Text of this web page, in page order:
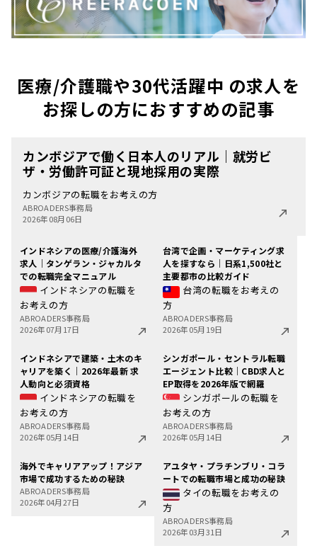
医療/介護職や30代活躍中 の求人を
お探しの方におすすめの記事
カンボジアで働く日本人のリアル｜就労ビ
ザ・労働許可証と現地採用の実際
カンボジアの転職をお考えの方
ABROADERS事務局
2026年08月06日
インドネシアの医療/介護海外
求人｜タンゲラン・ジャカルタ
での転職完全マニュアル
インドネシアの転職を
お考えの方
ABROADERS事務局
2026年07月17日
台湾で企画・マーケティング求
人を探すなら｜日系1,500社と
主要都市の比較ガイド
台湾の転職をお考えの
方
ABROADERS事務局
2026年05月19日
インドネシアで建築・土木のキ
ャリアを築く｜2026年最新 求
人動向と必須資格
インドネシアの転職を
お考えの方
ABROADERS事務局
2026年05月14日
シンガポール・セントラル転職
エージェント比較｜CBD求人と
EP取得を2026年版で網羅
シンガポールの転職を
お考えの方
ABROADERS事務局
2026年05月14日
海外でキャリアアップ！アジア
市場で成功するための秘訣
ABROADERS事務局
2026年04月27日
アユタヤ・プラチンブリ・コラ
ートでの転職市場と成功の秘訣
タイの転職をお考えの
方
ABROADERS事務局
2026年03月31日